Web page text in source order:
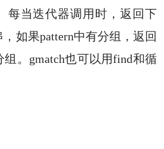
每当迭代器调用时，返回下
如果pattern中有分组，返回
。gmatch也可以用find和循